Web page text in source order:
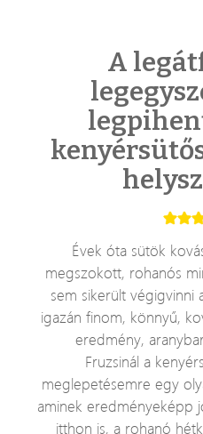
A
Évek óta sütök
megszokott, rohanós
sem sikerült
igazán finom, könnyű,
eredmény,
Fruzsinál a
meglepetésemre egy
aminek eredményeképp
itthon is, a rohanó